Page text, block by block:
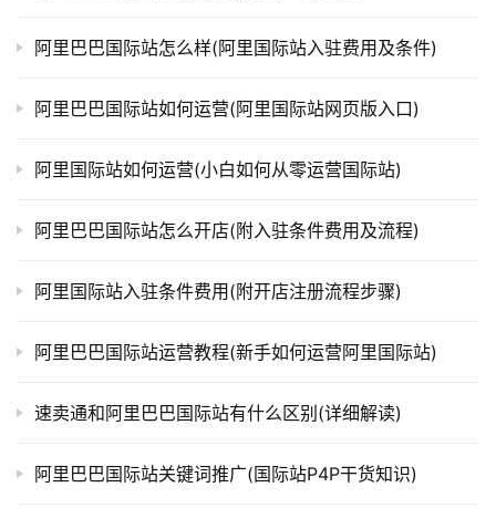
阿里巴巴国际站怎么样(阿里国际站入驻费用及条件)
阿里巴巴国际站如何运营(阿里国际站网页版入口)
阿里国际站如何运营(小白如何从零运营国际站)
阿里巴巴国际站怎么开店(附入驻条件费用及流程)
阿里国际站入驻条件费用(附开店注册流程步骤)
阿里巴巴国际站运营教程(新手如何运营阿里国际站)
速卖通和阿里巴巴国际站有什么区别(详细解读)
阿里巴巴国际站关键词推广(国际站P4P干货知识)